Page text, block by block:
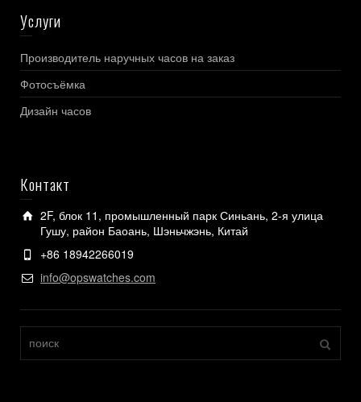
Услуги
Производитель наручных часов на заказ
Фотосъёмка
Дизайн часов
Контакт
2F, блок 11, промышленный парк Синьань, 2-я улица
Гушу, район Баоань, Шэньчжэнь, Китай
+86 18942266019
info@opswatches.com